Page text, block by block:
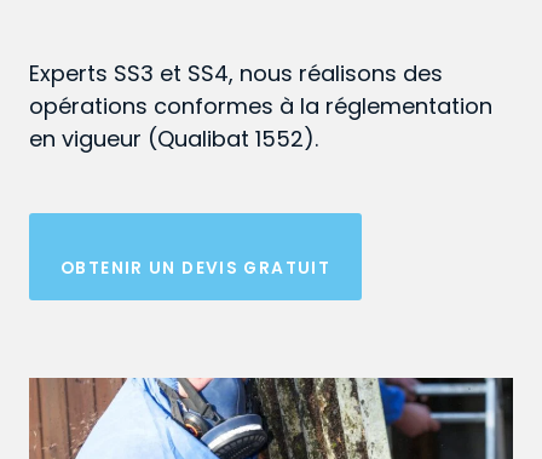
Experts SS3 et SS4, nous réalisons des
opérations conformes à la réglementation
en vigueur (Qualibat 1552).
OBTENIR UN DEVIS GRATUIT